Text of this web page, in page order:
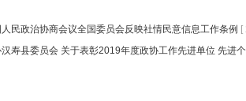
民政治协商会议全国委员会反映社情民意信息工作条例
寿县委员会 关于表彰2019年度政协工作先进单位 先进